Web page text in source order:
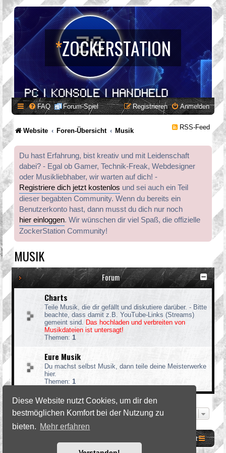
Diese Website nutzt Cookies, um dir den
bestmöglichen Komfort bei der Nutzung zu
bieten. Mehr erfahren
*ZOCKERSTATION
FAQ Forum-Spiel Anmelden
Registrieren
Website Foren-Übersicht Musik RSS-Feed
Du hast Erfahrung, bist kreativ und mit Leidenschaft
dabei? - Egal ob Gamer, Technik-Freak, Webdesigner
oder Musikliebhaber, wir warten auf dich! -
Registriere dich jetzt kostenlos und sei auch ein Teil
dieser begabten Community. Wenn du bereits ein
Benutzerkonto hast, dann musst du dich nur noch
hier einloggen. Wir wünschen dir viel Spaß, die offizielle
ZockerStation Community!
MUSIK
Forum
Charts
Teile Musik, die dir gefällt und diskutiere darüber. - Bitte
beachte, dass damit z.B. YouTube-Links (Streams)
gemeint sind.
Das hochladen und verbreiten von
Musikdateien ist untersagt!
Themen: 1
Eure Musik
Du machst selbst Musik, dann teile deine Meisterwerke
hier.
Themen: 1
Kontakt